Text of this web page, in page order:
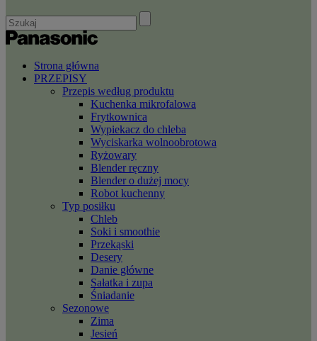
Strona główna
PRZEPISY
Przepis według produktu
Kuchenka mikrofalowa
Frytkownica
Wypiekacz do chleba
Wyciskarka wolnoobrotowa
Ryżowary
Blender ręczny
Blender o dużej mocy
Robot kuchenny
Typ posiłku
Chleb
Soki i smoothie
Przekąski
Desery
Danie główne
Sałatka i zupa
Śniadanie
Sezonowe
Zima
Jesień